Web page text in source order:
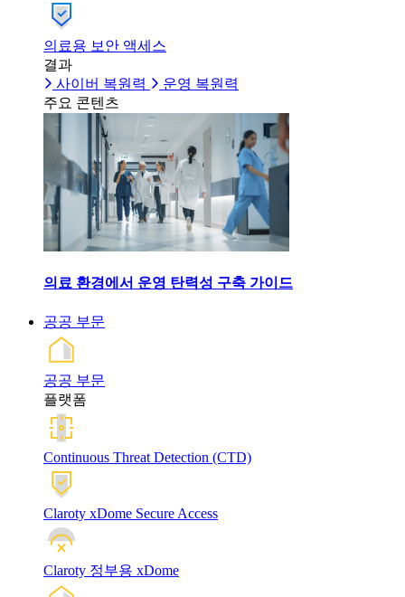
의료용 보안 액세스
결과
사이버 복원력
운영 복원력
주요 콘텐츠
의료 환경에서 운영 탄력성 구축 가이드
공공 부문
공공 부문
플랫폼
Continuous Threat Detection (CTD)
Claroty xDome Secure Access
Claroty 정부용 xDome